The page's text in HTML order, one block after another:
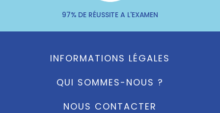
97% DE RÉUSSITE A L'EXAMEN
INFORMATIONS LÉGALES
QUI SOMMES-NOUS ?
NOUS CONTACTER